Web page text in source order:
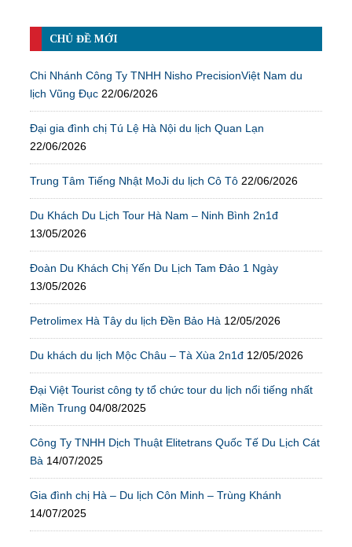
CHỦ ĐỀ MỚI
Chi Nhánh Công Ty TNHH Nisho PrecisionViệt Nam du
lịch Vũng Đục 22/06/2026
Đại gia đình chị Tú Lệ Hà Nội du lịch Quan Lạn
22/06/2026
Trung Tâm Tiếng Nhật MoJi du lịch Cô Tô 22/06/2026
Du Khách Du Lịch Tour Hà Nam – Ninh Bình 2n1đ
13/05/2026
Đoàn Du Khách Chị Yến Du Lịch Tam Đảo 1 Ngày
13/05/2026
Petrolimex Hà Tây du lịch Đền Bảo Hà 12/05/2026
Du khách du lịch Mộc Châu – Tà Xùa 2n1đ 12/05/2026
Đại Việt Tourist công ty tổ chức tour du lịch nổi tiếng nhất
Miền Trung 04/08/2025
Công Ty TNHH Dịch Thuật Elitetrans Quốc Tế Du Lịch Cát
Bà 14/07/2025
Gia đình chị Hà – Du lịch Côn Minh – Trùng Khánh
14/07/2025